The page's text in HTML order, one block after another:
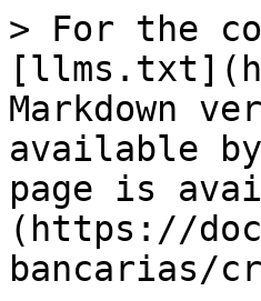
> For the
Markdown
available
page is
(https://
bancarias/